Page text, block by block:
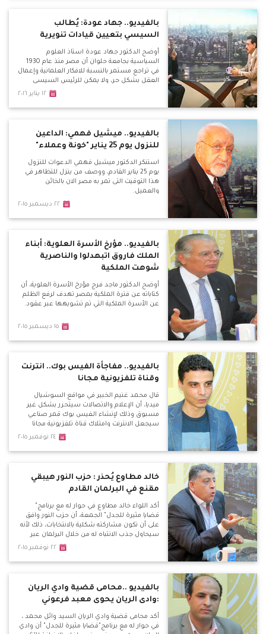
بالفيديو.. جهاد عودة: يُطالب
السيسي بتعيين قيادات تنويرية
أوضح الدكتور جهاد عودة استاذ العلوم
السياسية بجامعة حلوان أن مصر منذ عام 1930
في تراجع مستمر بالنسبة للافكار العلمانية وإعمال
العقل بشكل حر، ولا يمكن للرئيس السيسي
القفز علي هذا الكم الهائل من التراكمات في فترة
ومستنير.
١٢ يناير ٢٠١٦
بالفيديو.. ميشيل فهمي: الداعين
للنزول يوم 25 يناير "خونة وعملاء"
استنكر الدكتور ميشيل فهمي الدعوات للنزول
يوم 25 يناير القادم، ووصف من ينزل للتظاهر في
هذا التوقيت التى تمر به مصر الان بالخائن
والعميل.
٢٢ ديسمبر ٢٠١٥
بالفيديو.. مؤرخ الأسرة العلوية: أبناء
الملك فاروق اتبهدلوا والناصرية
شوهت الملكية
أوضح الدكتور ماجد فرج مؤرخ الأسرة العلوية، أن
كتاباته عن فترة الملكية بمصر تهدف لرفع الظلم
عن الأسرة الملكية التي تم تشويهها عبر عقود.
١٥ ديسمبر ٢٠١٥
بالفيديو.. مفاجأة الفيس بوك.. انترنت
وقناة تلفزيونية مجانا
قال محمد غنيم الخبير في مواقع السوشيال
ميديا، أن الإعلام والاتصالات سيتحرر بشكل غير
مسبوق وذلك لإنشاء الـفيس بوك قمر صناعي
سيجعل الانترنت وامتلاك قناة تلفزيونية مجانا
٢٤ نوفمبر ٢٠١٥
خالد مطاوع يُحذر : حزب النور هيبقي
مقنع في البرلمان القادم
أكد اللواء خالد مطاوع في حوار له مع برنامج"
قضايا مثيرة للجدل" الجمعة، أن حزب النور وافق
على أن تكون مشاركته شكلية بالانتخابات، ذلك لأنه
سيحاول جذب الانتباه له من خلال البرلمان عبر
تصرفات وخطب رنانة. وأكد مطاوع أن الانتخابات
إنتخابي" فالجميع يتحدث ويوجه إنتخابيًا حتى أخر
٢٢ نوفمبر ٢٠١٥
بالفيديو ..محامى قضية وادي الريان
:وادى الريان يحوى معبد فرعوني
أكد محامى قضية وادي الريان السيد وائل محمد ،
في حوار له مع برنامج"قضايا مثيرة للجدل" أن وادي